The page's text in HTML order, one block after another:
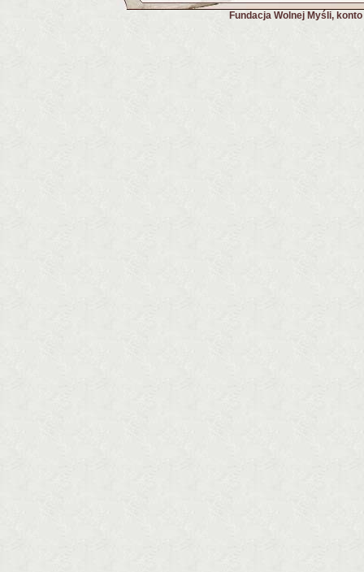
Fundacja Wolnej Myśli,